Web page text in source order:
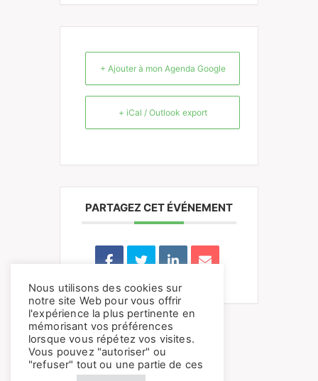
+ Ajouter à mon Agenda Google
+ iCal / Outlook export
PARTAGEZ CET ÉVÉNEMENT
Nous utilisons des cookies sur
notre site Web pour vous offrir
l'expérience la plus pertinente en
mémorisant vos préférences
lorsque vous répétez vos visites.
Vous pouvez "autoriser" ou
"refuser" tout ou une partie de ces